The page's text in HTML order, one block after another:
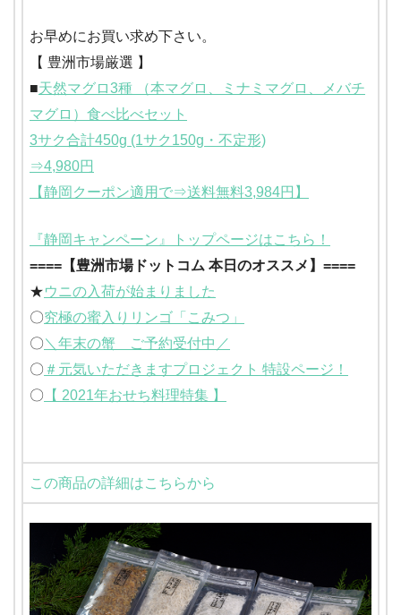
お早めにお買い求め下さい。
【 豊洲市場厳選 】
■天然マグロ3種 （本マグロ、ミナミマグロ、メバチ
マグロ）食べ比べセット
3サク合計450g (1サク150g・不定形)
⇒4,980円
【静岡クーポン適用で⇒送料無料3,984円】
『静岡キャンペーン』トップページはこちら！
====【豊洲市場ドットコム 本日のオススメ】====
★ウニの入荷が始まりました
〇究極の蜜入りリンゴ「こみつ」
〇＼年末の蟹 ご予約受付中／
〇 ＃元気いただきますプロジェクト 特設ページ！
〇 【 2021年おせち料理特集 】
この商品の詳細はこちらから